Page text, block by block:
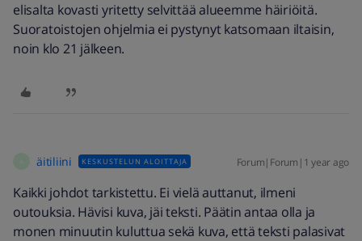
elisalta kovasti yritetty selvittää alueemme häiriöitä.
Suoratoistojen ohjelmia ei pystynyt katsomaan iltaisin,
noin klo 21 jälkeen.
äitiliini KESKUSTELUN ALOITTAJA Forum|Forum|1 year ago
Kaikki johdot tarkistettu. Ei vielä auttanut, ilmeni
outouksia. Hävisi kuva, jäi teksti. Päätin antaa olla ja
monen minuutin kuluttua sekä kuva, että teksti palasivat